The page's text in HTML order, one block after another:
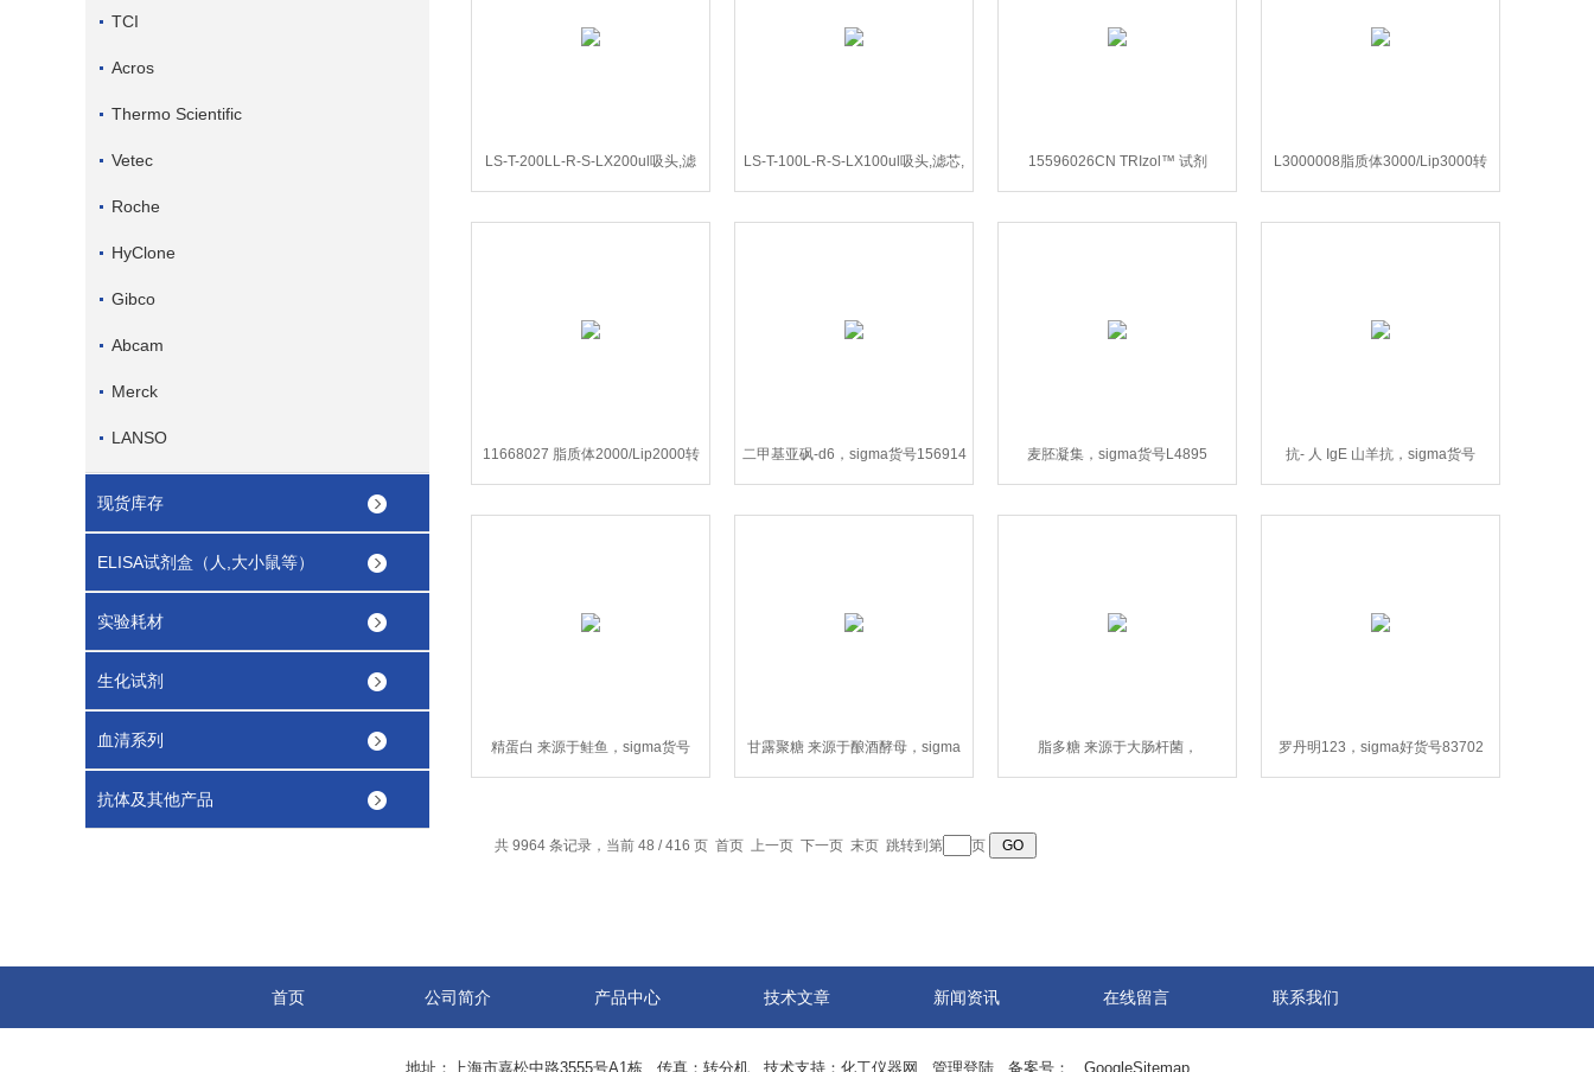
TCI
Acros
Thermo Scientific
Vetec
Roche
HyClone
Gibco
Abcam
Merck
LANSO
现货库存
ELISA试剂盒（人,大小鼠等）
实验耗材
生化试剂
血清系列
抗体及其他产品
LS-T-200LL-R-S-LX200ul吸头,滤
芯,盒装,89mm
LS-T-100L-R-S-LX100ul吸头,滤芯,
盒装,灭菌
15596026CN TRIzol™ 试剂
Invitrogen
L3000008脂质体3000/Lip3000转
染试剂
11668027 脂质体2000/Lip2000转
染试剂
二甲基亚砜-d6，sigma货号156914 麦胚凝集，sigma货号L4895 抗- 人 IgE 山羊抗，sigma货号
I6284
精蛋白 来源于鲑鱼，sigma货号
P4005
甘露聚糖 来源于酿酒酵母，sigma
货号M7504
脂多糖 来源于大肠杆菌，
sigmaL4130
罗丹明123，sigma好货号83702
共 9964 条记录，当前 48 / 416 页 首页 上一页 下一页 末页 跳转到第 页
首页 公司简介 产品中心 技术文章 新闻资讯 在线留言 联系我们
地址：上海市嘉松中路3555号A1栋 传真：转分机 技术支持： 化工仪器网 管理登陆备案号： GoogleSitemap